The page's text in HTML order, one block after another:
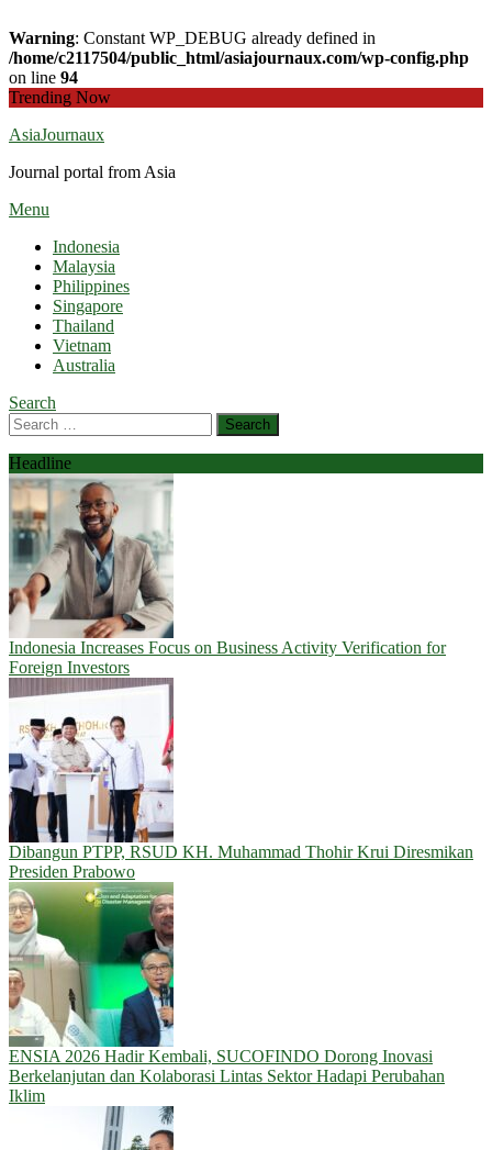
Warning: Constant WP_DEBUG already defined in
/home/c2117504/public_html/asiajournaux.com/wp-config.php
on line 94
Skip
Content
Trending Now
AsiaJournaux
Journal portal from Asia
Menu
Indonesia
Malaysia
Philippines
Singapore
Thailand
Vietnam
Australia
Search
Search
for:
Headline
Indonesia Increases Focus on Business Activity Verification for
Foreign Investors
Dibangun PTPP, RSUD KH. Muhammad Thohir Krui Diresmikan
Presiden Prabowo
ENSIA 2026 Hadir Kembali, SUCOFINDO Dorong Inovasi
Berkelanjutan dan Kolaborasi Lintas Sektor Hadapi Perubahan
Iklim